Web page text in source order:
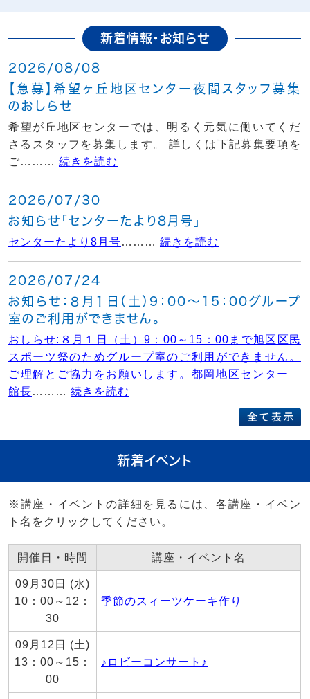
新着情報・お知らせ
2026/08/08
【急募】希望ヶ丘地区センター夜間スタッフ募集
のおしらせ
希望が丘地区センターでは、明るく元気に働いてくだ
さるスタッフを募集します。 詳しくは下記募集要項を
ご……… 続きを読む
2026/07/30
お知らせ「センターたより8月号」
センターたより8月号……… 続きを読む
2026/07/24
お知らせ：８月１日（土）9：00～15：00グループ
室のご利用ができません。
おしらせ:８月１日（土）9：00～15：00まで旭区区民
スポーツ祭のためグループ室のご利用ができません。
ご理解とご協力をお願いします。都岡地区センター
館長……… 続きを読む
新着イベント
※講座・イベントの詳細を見るには、各講座・イベン
ト名をクリックしてください。
開催日・時間 講座・イベント名
09月30日 (水)
10：00～12：
30
季節のスィーツケーキ作り
09月12日 (土)
13：00～15：
00
♪ロビーコンサート♪